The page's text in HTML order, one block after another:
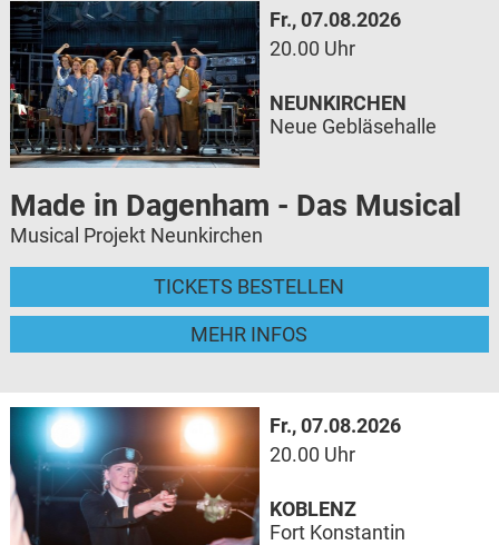
Fr., 07.08.2026
20.00 Uhr
Made in Dagenham - Das Musical
Musical Projekt Neunkirchen
TICKETS BESTELLEN
MEHR INFOS
NEUNKIRCHEN
Neue Gebläsehalle
Fr., 07.08.2026
20.00 Uhr
KOBLENZ
Fort Konstantin